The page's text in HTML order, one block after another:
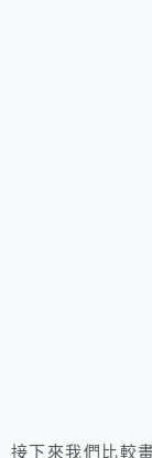
接下來我們比較